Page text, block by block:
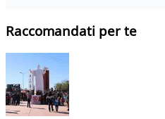
Raccomandati per te